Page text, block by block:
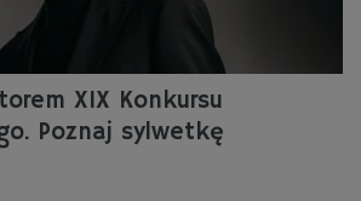
XIX Konkursu
Poznaj sylwetkę